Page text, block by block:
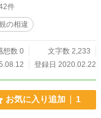
件
の相違
想数 0
文字数 2,233
登録日 2020.02.22
お気に入り追加 1